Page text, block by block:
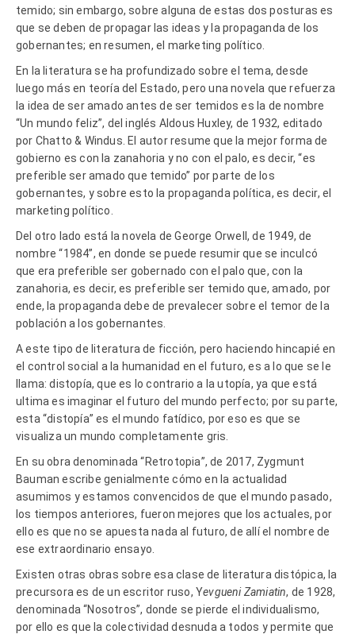
temido; sin embargo, sobre alguna de estas dos posturas es
que se deben de propagar las ideas y la propaganda de los
gobernantes; en resumen, el marketing político.
En la literatura se ha profundizado sobre el tema, desde
luego más en teoría del Estado, pero una novela que refuerza
la idea de ser amado antes de ser temidos es la de nombre
“Un mundo feliz”, del inglés Aldous Huxley, de 1932, editado
por Chatto & Windus. El autor resume que la mejor forma de
gobierno es con la zanahoria y no con el palo, es decir, “es
preferible ser amado que temido” por parte de los
gobernantes, y sobre esto la propaganda política, es decir, el
marketing político.
Del otro lado está la novela de George Orwell, de 1949, de
nombre “1984”, en donde se puede resumir que se inculcó
que era preferible ser gobernado con el palo que, con la
zanahoria, es decir, es preferible ser temido que, amado, por
ende, la propaganda debe de prevalecer sobre el temor de la
población a los gobernantes.
A este tipo de literatura de ficción, pero haciendo hincapié en
el control social a la humanidad en el futuro, es a lo que se le
llama: distopía, que es lo contrario a la utopía, ya que está
ultima es imaginar el futuro del mundo perfecto; por su parte,
esta “distopía” es el mundo fatídico, por eso es que se
visualiza un mundo completamente gris.
En su obra denominada “Retrotopia”, de 2017, Zygmunt
Bauman escribe genialmente cómo en la actualidad
asumimos y estamos convencidos de que el mundo pasado,
los tiempos anteriores, fueron mejores que los actuales, por
ello es que no se apuesta nada al futuro, de allí el nombre de
ese extraordinario ensayo.
Existen otras obras sobre esa clase de literatura distópica, la
precursora es de un escritor ruso, Yevgueni Zamiatin, de 1928,
denominada “Nosotros”, donde se pierde el individualismo,
por ello es que la colectividad desnuda a todos y permite que